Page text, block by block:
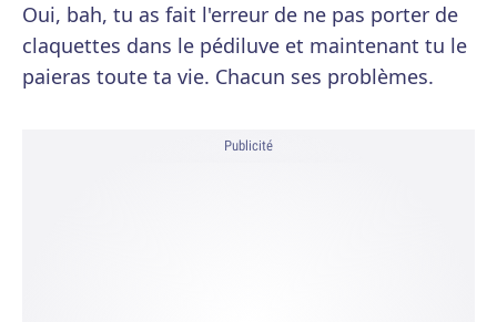
Oui, bah, tu as fait l'erreur de ne pas porter de
claquettes dans le pédiluve et maintenant tu le
paieras toute ta vie. Chacun ses problèmes.
Publicité